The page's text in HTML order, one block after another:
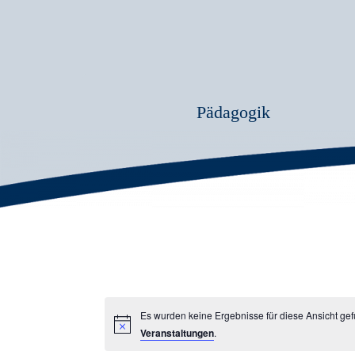
Pädagogik
Es wurden keine Ergebnisse für diese Ansicht
Veranstaltungen.